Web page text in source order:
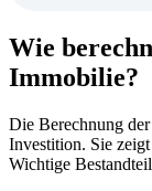
Wie
Immobilie?
Die Berechnung
Investition. Sie
Wichtige